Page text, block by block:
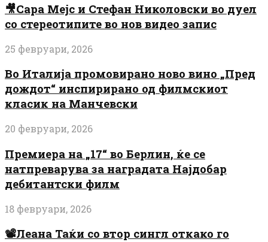
🎥Сара Мејс и Стефан Николовски во дуел
со стереотипите во нов видео запис
25 февруари, 2026
Во Италија промовирано ново вино „Пред
дождот“ инспирирано од филмскиот
класик на Манчевски
20 февруари, 2026
Премиера на „17“ во Берлин, ќе се
натпреварува за наградата Најдобар
дебитантски филм
18 февруари, 2026
📽️Леана Таќи со втор сингл откако го